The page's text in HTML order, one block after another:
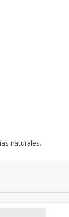
naturales.